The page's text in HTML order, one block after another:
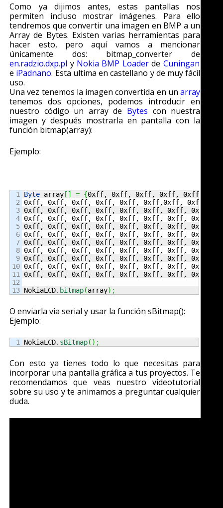
Como ya dijimos antes, estas pantallas nos
permiten incluso mostrar imágenes. Para ello
tendremos que convertir una imagen en BMP a un
Array de Bytes. Existen varias herramientas para
hacer esto, pero aquí vamos a mencionar
únicamente dos: bitmap_converter de
en.radzio.dxp.pl y Nokia BMP Loaderde Cuningan
e iPadnano. Esta ultima en castellano y de muy fácil
uso.
Una vez tenemos la imagen convertida en unarray
tenemos dos opciones, podemos introducir en
nuestro código un array de Bytes con nuestra
imagen y después mostrarla en pantalla con la
función bitmap(array):
Ejemplo:
1
2
3
4
5
6
7
8
9
10
11
12
Byte array [ ] = {0xff, 0xff, 0xff, 0xff, 0xff,
0xff, 0xff, 0xff, 0xff, 0xff, 0xff,0xff, 0xff,
0xff, 0xff, 0xff, 0xff, 0xff, 0xff, 0xff, 0xff,
0xff, 0xff, 0xff, 0xff, 0xff, 0xff, 0xff, 0xff,
0xff, 0xff, 0xff, 0xff, 0xff, 0xff, 0xff, 0xff,
0xff, 0xff, 0xff, 0xff, 0xff, 0xff, 0xff, 0xff,
0xff, 0xff, 0xff, 0xff, 0xff, 0xff, 0xff, 0xff,
0xff, 0xff, 0xff, 0xff, 0xff, 0xff, 0xff, 0xff,
0xff, 0xff, 0xff, 0xff, 0xff, 0xff, 0xff, 0xff,
0xff, 0xff, 0xff, 0xff, 0xff, 0xff, 0xff, 0xff,
0xff, 0xff, 0xff, 0xff, 0xff, 0xff, 0xff, 0xff,
NokiaLCD. bitmap(array) ;
O enviarla via serial y usar la función sBitmap():
Ejemplo:
NokiaLCD. sBitmap( ) ;
Con esto ya tienes todo lo que necesitas para
incorporar una pantalla gráfica a tus proyectos. Te
recomendamos que veas nuestro videotutorial
sobre su uso y te animamos a preguntar cualquier
duda.